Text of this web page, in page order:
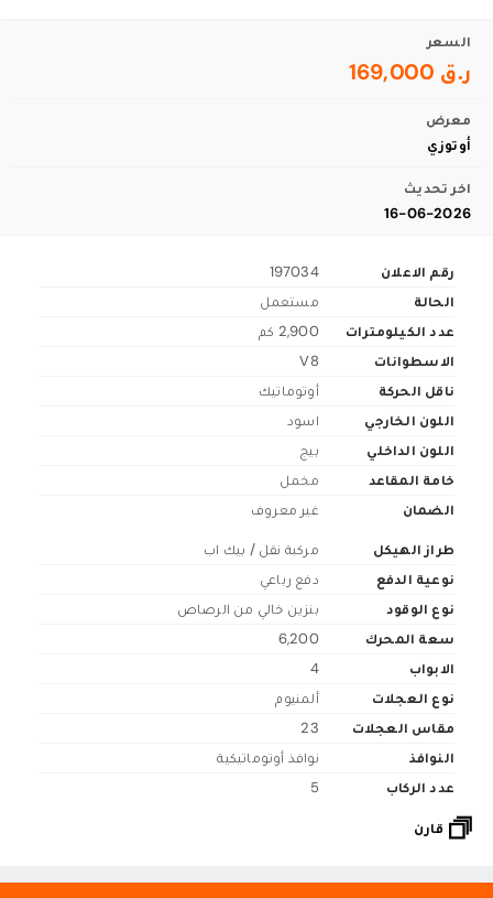
السعر
ر.ق 169,000
معرض
أوتوزي
اخر تحديث
16-06-2026
رقم الاعلان
197034
الحالة
مستعمل
عدد الكيلومترات
2,900 كم
الاسطوانات
V8
ناقل الحركة
أوتوماتيك
اللون الخارجي
اسود
اللون الداخلي
بيج
خامة المقاعد
مخمل
الضمان
غير معروف
طراز الهيكل
مركبة نقل / بيك اب
نوعية الدفع
دفع رباعي
نوع الوقود
بنزين خالي من الرصاص
سعة المحرك
6,200
الابواب
4
نوع العجلات
ألمنيوم
مقاس العجلات
23
النوافذ
نوافذ أوتوماتيكية
عدد الركاب
5
قارن